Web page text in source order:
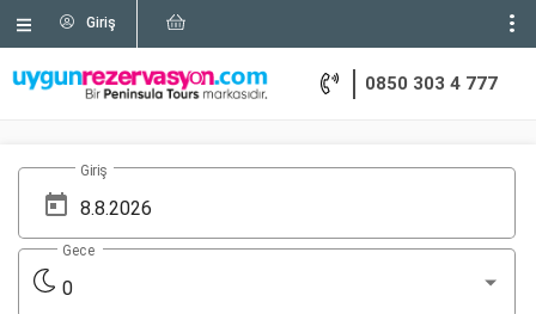
Giriş
0850 303 4 777
Giriş
0
Gece